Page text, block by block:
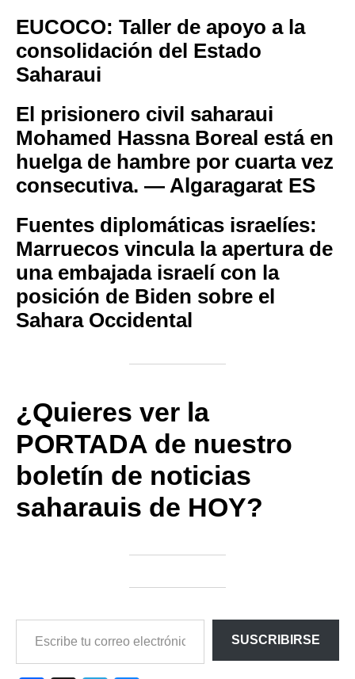
EUCOCO: Taller de apoyo a la
consolidación del Estado
Saharaui
El prisionero civil saharaui
Mohamed Hassna Boreal está en
huelga de hambre por cuarta vez
consecutiva. — Algaragarat ES
Fuentes diplomáticas israelíes:
Marruecos vincula la apertura de
una embajada israelí con la
posición de Biden sobre el
Sahara Occidental
¿Quieres ver la
PORTADA de nuestro
boletín de noticias
saharauis de HOY?
SUSCRIBIRSE